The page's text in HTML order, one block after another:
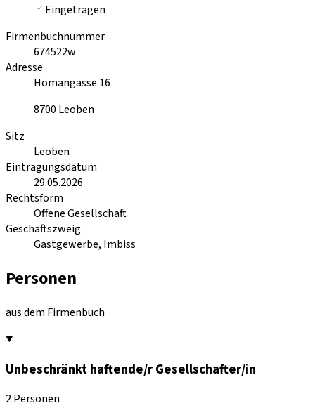
Eingetragen
Firmenbuchnummer
674522w
Adresse
Homangasse 16
8700 Leoben
Sitz
Leoben
Eintragungsdatum
29.05.2026
Rechtsform
Offene Gesellschaft
Geschäftszweig
Gastgewerbe, Imbiss
Personen
aus dem Firmenbuch
Unbeschränkt haftende/r Gesellschafter/in
2 Personen